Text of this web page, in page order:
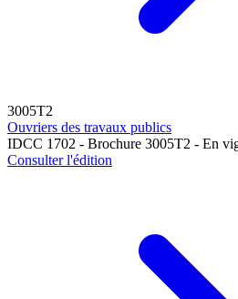
3005T2
Ouvriers des travaux publics
IDCC 1702 - Brochure 3005T2 - En
Consulter l'édition